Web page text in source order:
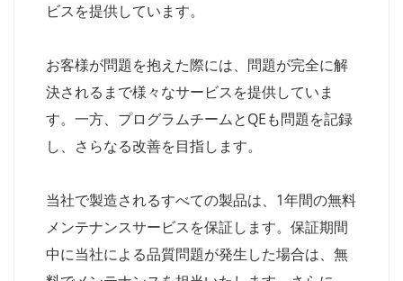
ビスを提供しています。
お客様が問題を抱えた際には、問題が完全に解
決されるまで様々なサービスを提供していま
す。一方、プログラムチームとQEも問題を記録
し、さらなる改善を目指します。
当社で製造されるすべての製品は、1年間の無料
メンテナンスサービスを保証します。保証期間
中に当社による品質問題が発生した場合は、無